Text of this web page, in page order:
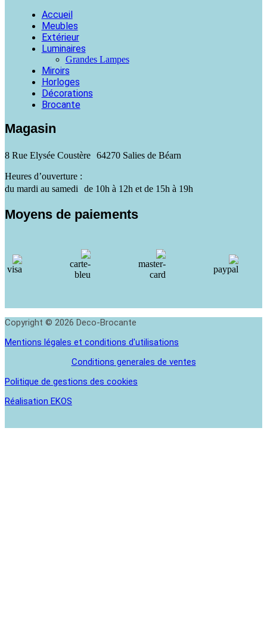
Accueil
Meubles
Extérieur
Luminaires
Grandes Lampes
Miroirs
Horloges
Décorations
Brocante
Magasin
8 Rue Elysée Coustère 64270 Salies de Béarn
Heures d’ouverture :
du mardi au samedi de 10h à 12h et de 15h à 19h
Moyens de paiements
Copyright © 2026 Deco-Brocante
Mentions légales et conditions d'utilisations
Conditions generales de ventes
Politique de gestions des cookies
Réalisation EKOS